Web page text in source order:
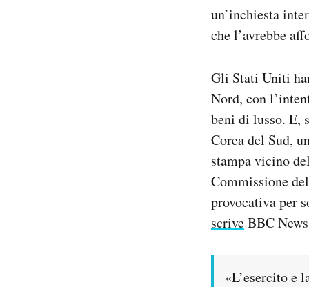
un’inchiesta
che l’avrebbe
Gli Stati Uniti
Nord, con
beni di lusso. E,
Corea del Sud,
stampa vicino
Commissione
provocativa per
scriveBBC
«L’esercito e